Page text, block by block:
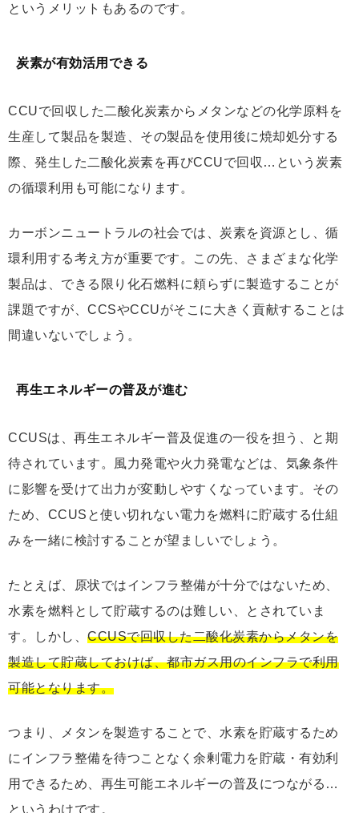
というメリットもあるのです。
炭素が有効活用できる
CCUで回収した二酸化炭素からメタンなどの化学原料を
生産して製品を製造、その製品を使用後に焼却処分する
際、発生した二酸化炭素を再びCCUで回収…という炭素
の循環利用も可能になります。
カーボンニュートラルの社会では、炭素を資源とし、循
環利用する考え方が重要です。この先、さまざまな化学
製品は、できる限り化石燃料に頼らずに製造することが
課題ですが、CCSやCCUがそこに大きく貢献することは
間違いないでしょう。
再生エネルギーの普及が進む
CCUSは、再生エネルギー普及促進の一役を担う、と期
待されています。風力発電や火力発電などは、気象条件
に影響を受けて出力が変動しやすくなっています。その
ため、CCUSと使い切れない電力を燃料に貯蔵する仕組
みを一緒に検討することが望ましいでしょう。
たとえば、原状ではインフラ整備が十分ではないため、
水素を燃料として貯蔵するのは難しい、とされていま
す。しかし、 CCUSで回収した二酸化炭素からメタンを
製造して貯蔵しておけば、都市ガス用のインフラで利用
可能となります。
つまり、メタンを製造することで、水素を貯蔵するため
にインフラ整備を待つことなく余剰電力を貯蔵・有効利
用できるため、再生可能エネルギーの普及につながる…
というわけです。